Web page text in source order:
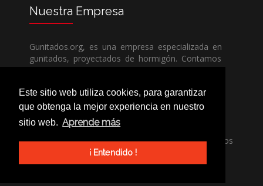
Este sitio web utiliza cookies, para garantizar
que obtenga la mejor experiencia en nuestro
sitio web. Aprende más
¡ Entendido !
Nuestra Empresa
Gunitados.org, es una empresa especializada en
gunitados, proyectados de hormigón. Contamos
con todos los medios humanos y técnicos, para
competencia.
Si necesita una empresa de gunitados, no dude
en llamarnos, nuestros técnicos estran encantados
de poder ayudarle, ya sea usted particular o
profesional.